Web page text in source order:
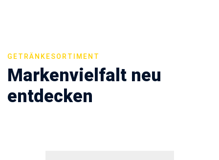
GETRÄNKESORTIMENT
Markenvielfalt neu
entdecken